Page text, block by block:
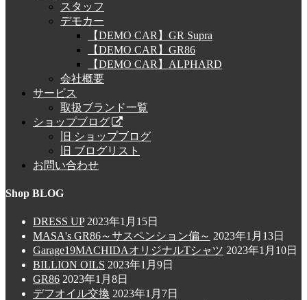
スタッフ
デモカー
【DEMO CAR】GR Supra
【DEMO CAR】GR86
【DEMO CAR】ALPHARD
会社概要
サービス
取扱ブランド一覧
ショップブログ
旧 ショップブログ
旧 ブログリスト
お問い合わせ
Shop BLOG
DRESS UP 2023年1月15日
MASA's GR86～サスペンション偏～ 2023年1月13日
Garage19MACHIDAオリジナルTシャツ 2023年1月10日
BILLION OILS 2023年1月9日
GR86 2023年1月8日
デフオイル交換 2023年1月7日